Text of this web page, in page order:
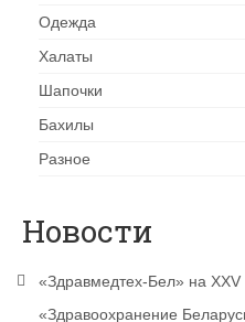
Одежда
Халаты
Шапочки
Бахилы
Разное
Новости
«Здравмедтех-Бел» на
«Здравоохранение